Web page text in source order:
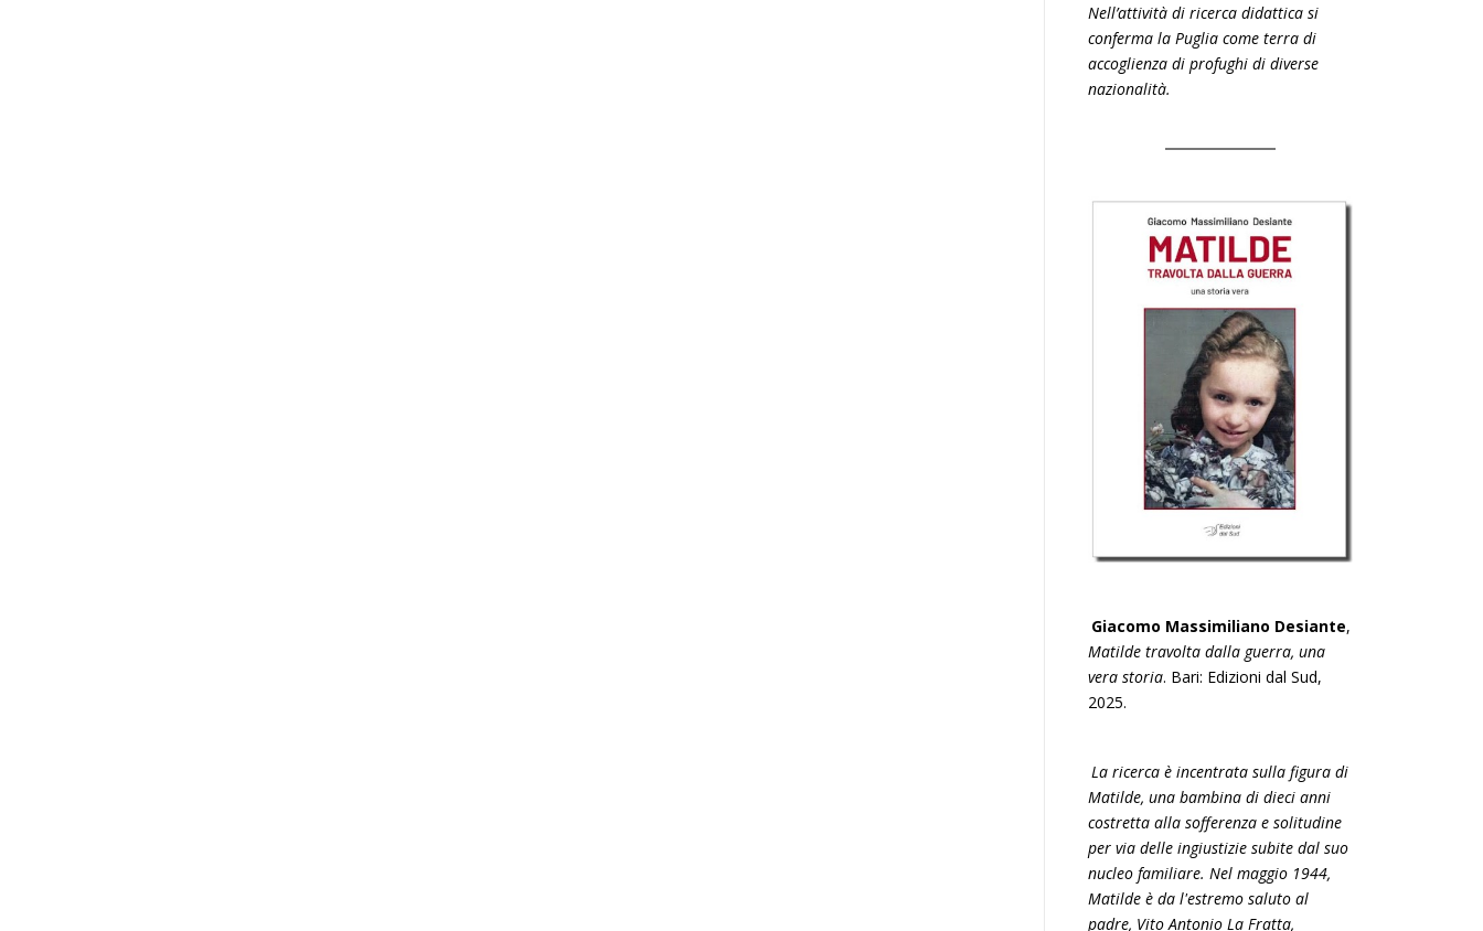
Nell’attività di ricerca didattica si
conferma la Puglia come terra di
accoglienza di profughi di diverse
nazionalità.
Giacomo Massimiliano Desiante,
Matilde travolta dalla guerra, una
vera storia. Bari: Edizioni dal Sud,
2025.
La ricerca è incentrata sulla figura di
Matilde, una bambina di dieci anni
costretta alla sofferenza e solitudine
per via delle ingiustizie subite dal suo
nucleo familiare. Nel maggio 1944,
Matilde è da l'estremo saluto al
padre, Vito Antonio La Fratta,